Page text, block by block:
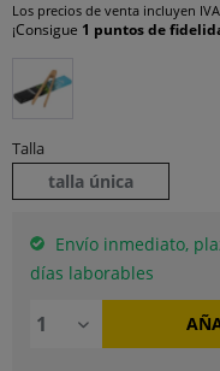
Los precios de venta incluyen
¡Consigue 1 puntos de
Talla
talla única
Envío inmediato,
días laborables